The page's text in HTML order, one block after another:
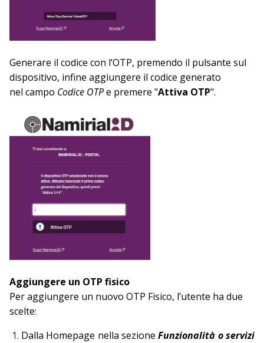
Generare il codice con l’OTP, premendo il pulsante sul
dispositivo, infine aggiungere il codice generato
nel campo Codice OTPe premere "Attiva OTP".
Aggiungere un OTP fisico
Per aggiungere un nuovo OTP Fisico, l’utente ha due
scelte:
Dalla Homepage nella sezioneFunzionalità o servizi